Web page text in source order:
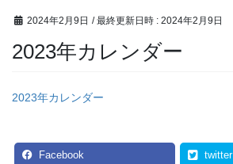
2024年2月9日 / 最終更新日時 : 2024年2月9日
2023年カレンダー
2023年カレンダー
Facebook twitter